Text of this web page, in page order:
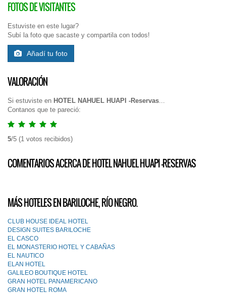
FOTOS DE VISITANTES
Estuviste en este lugar?
Subí la foto que sacaste y compartila con todos!
Añadí tu foto
VALORACIÓN
Si estuviste en HOTEL NAHUEL HUAPI -Reservas...
Contanos que te pareció:
5/5 (1 votos recibidos)
COMENTARIOS ACERCA DE HOTEL NAHUEL HUAPI -RESERVAS
MÁS HOTELES EN BARILOCHE, RÍO NEGRO.
CLUB HOUSE IDEAL HOTEL
DESIGN SUITES BARILOCHE
EL CASCO
EL MONASTERIO HOTEL Y CABAÑAS
EL NAUTICO
ELAN HOTEL
GALILEO BOUTIQUE HOTEL
GRAN HOTEL PANAMERICANO
GRAN HOTEL ROMA